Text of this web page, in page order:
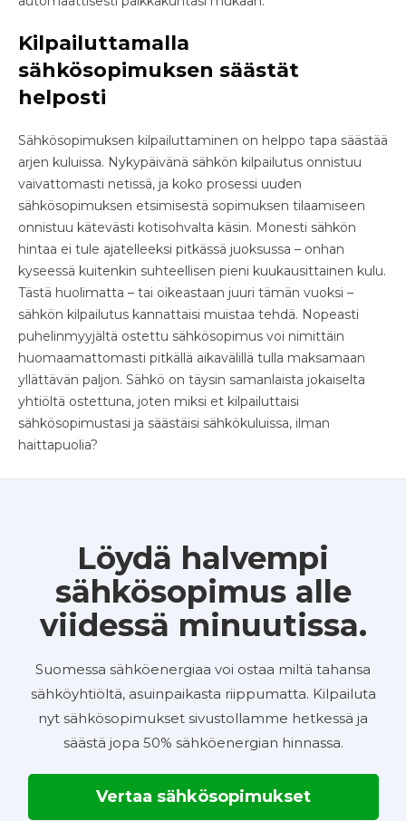
Kilpailuttamalla
sähkösopimuksen säästät
helposti
Sähkösopimuksen kilpailuttaminen on helppo tapa säästää
arjen kuluissa. Nykypäivänä sähkön kilpailutus onnistuu
vaivattomasti netissä, ja koko prosessi uuden
sähkösopimuksen etsimisestä sopimuksen tilaamiseen
onnistuu kätevästi kotisohvalta käsin. Monesti sähkön
hintaa ei tule ajatelleeksi pitkässä juoksussa – onhan
kyseessä kuitenkin suhteellisen pieni kuukausittainen kulu.
Tästä huolimatta – tai oikeastaan juuri tämän vuoksi –
sähkön kilpailutus kannattaisi muistaa tehdä. Nopeasti
puhelinmyyjältä ostettu sähkösopimus voi nimittäin
huomaamattomasti pitkällä aikavälillä tulla maksamaan
yllättävän paljon. Sähkö on täysin samanlaista jokaiselta
yhtiöltä ostettuna, joten miksi et kilpailuttaisi
sähkösopimustasi ja säästäisi sähkökuluissa, ilman
haittapuolia?
Löydä halvempi
sähkösopimus alle
viidessä minuutissa.
Suomessa sähköenergiaa voi ostaa miltä tahansa
sähköyhtiöltä, asuinpaikasta riippumatta. Kilpailuta
nyt sähkösopimukset sivustollamme hetkessä ja
säästä jopa 50% sähköenergian hinnassa.
Vertaa sähkösopimukset